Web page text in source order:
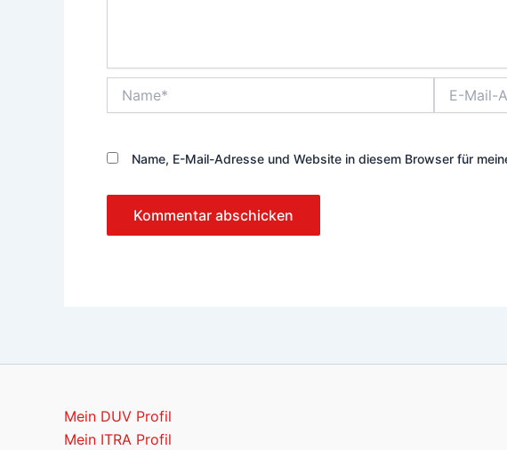
Mail-
Name, E-Mail-Adresse und Website in diesem Browser für
Mein DUV Profil
Mein ITRA Profil